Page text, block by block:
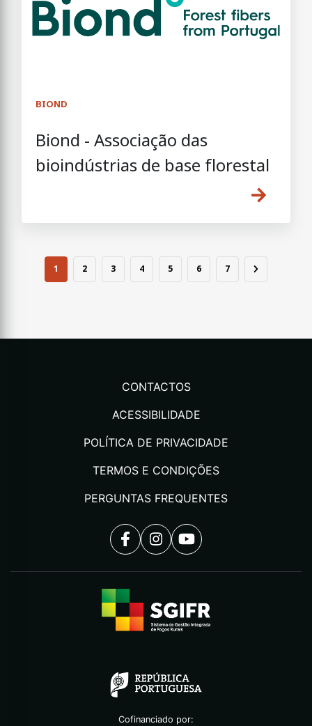
BIOND
Biond - Associação das
bioindústrias de base florestal
1 2 3 4 5 6 7
CONTACTOS
ACESSIBILIDADE
POLÍTICA DE PRIVACIDADE
TERMOS E CONDIÇÕES
PERGUNTAS FREQUENTES
Cofinanciado por: